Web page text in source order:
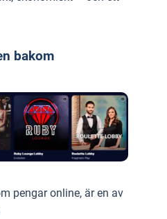
bakom
pengar online, är en av